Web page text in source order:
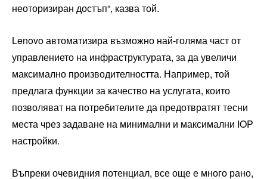
неоторизиран достъп“, казва той.
Lenovo автоматизира възможно най-голяма част от
управлението на инфраструктурата, за да увеличи
максимално производителността. Например, той
предлага функции за качество на услугата, които
позволяват на потребителите да предотвратят тесни
места чрез задаване на минимални и максимални IOP
настройки.
Въпреки очевидния потенциал, все още е много рано,